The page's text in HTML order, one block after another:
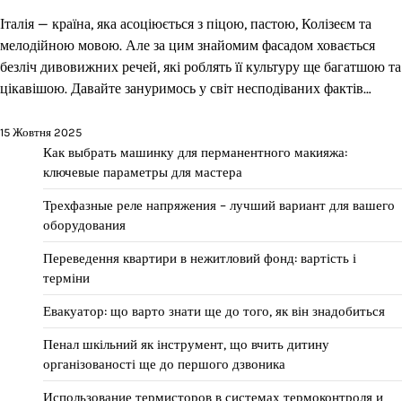
Італія — країна, яка асоціюється з піцою, пастою, Колізеєм та
мелодійною мовою. Але за цим знайомим фасадом ховається
безліч дивовижних речей, які роблять її культуру ще багатшою та
цікавішою. Давайте зануримось у світ несподіваних фактів…
15 Жовтня 2025
Как выбрать машинку для перманентного макияжа:
ключевые параметры для мастера
Трехфазные реле напряжения – лучший вариант для вашего
оборудования
Переведення квартири в нежитловий фонд: вартість і
терміни
Евакуатор: що варто знати ще до того, як він знадобиться
Пенал шкільний як інструмент, що вчить дитину
організованості ще до першого дзвоника
Использование термисторов в системах термоконтроля и